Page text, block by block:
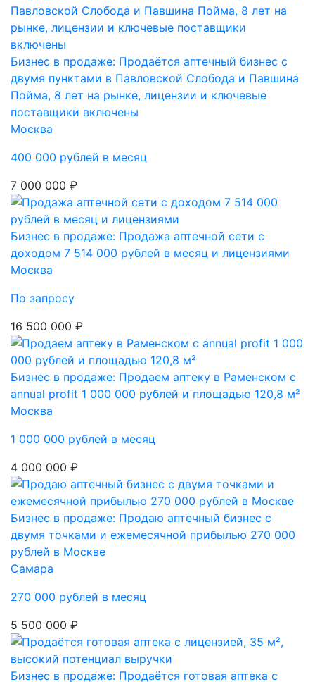
Бизнес в продаже: Продаётся аптечный бизнес с
двумя пунктами в Павловской Слобода и Павшина
Пойма, 8 лет на рынке, лицензии и ключевые
поставщики включены
Москва
400 000 рублей в месяц
7 000 000 ₽
Бизнес в продаже: Продажа аптечной сети с
доходом 7 514 000 рублей в месяц и лицензиями
Москва
По запросу
16 500 000 ₽
Бизнес в продаже: Продаем аптеку в Раменском с
annual profit 1 000 000 рублей и площадью 120,8 м²
Москва
1 000 000 рублей в месяц
4 000 000 ₽
Бизнес в продаже: Продаю аптечный бизнес с
двумя точками и ежемесячной прибылью 270 000
рублей в Москве
Самара
270 000 рублей в месяц
5 500 000 ₽
Бизнес в продаже: Продаётся готовая аптека с